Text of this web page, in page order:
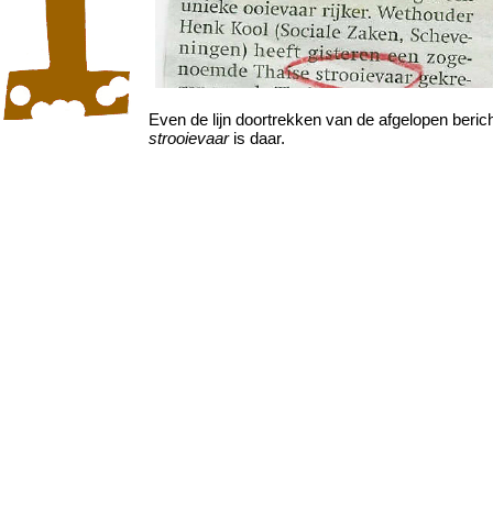
Even de lijn doortrekken van de afgelopen
strooievaaris daar.